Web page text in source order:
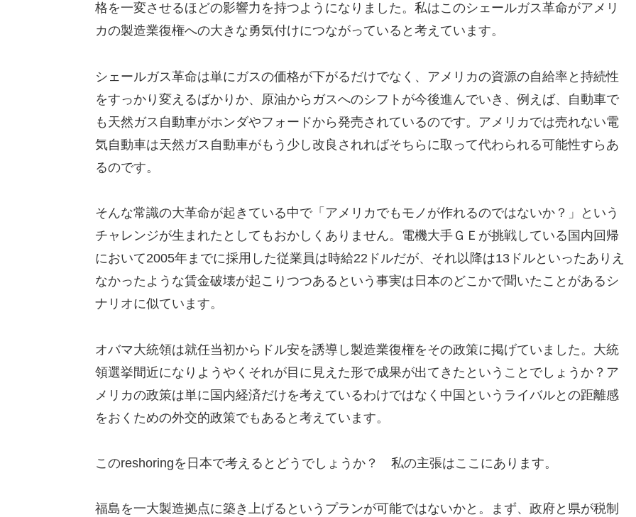
格を一変させるほどの影響力を持つようになりました。私はこのシェールガス革命がアメリ
カの製造業復権への大きな勇気付けにつながっていると考えています。
シェールガス革命は単にガスの価格が下がるだけでなく、アメリカの資源の自給率と持続性
をすっかり変えるばかりか、原油からガスへのシフトが今後進んでいき、例えば、自動車で
も天然ガス自動車がホンダやフォードから発売されているのです。アメリカでは売れない電
気自動車は天然ガス自動車がもう少し改良されればそちらに取って代わられる可能性すらあ
るのです。
そんな常識の大革命が起きている中で「アメリカでもモノが作れるのではないか？」という
チャレンジが生まれたとしてもおかしくありません。電機大手ＧＥが挑戦している国内回帰
において2005年までに採用した従業員は時給22ドルだが、それ以降は13ドルといったありえ
なかったような賃金破壊が起こりつつあるという事実は日本のどこかで聞いたことがあるシ
ナリオに似ています。
オバマ大統領は就任当初からドル安を誘導し製造業復権をその政策に掲げていました。大統
領選挙間近になりようやくそれが目に見えた形で成果が出てきたということでしょうか？ア
メリカの政策は単に国内経済だけを考えているわけではなく中国というライバルとの距離感
をおくための外交的政策でもあると考えています。
このreshoringを日本で考えるとどうでしょうか？ 私の主張はここにあります。
福島を一大製造拠点に築き上げるというプランが可能ではないかと。まず、政府と県が税制